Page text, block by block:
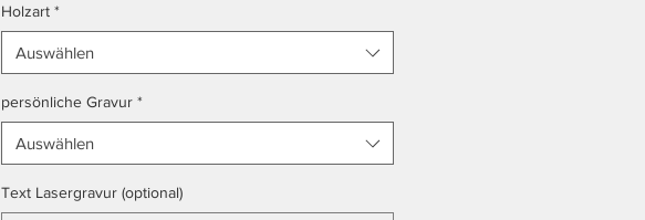
Holzart *
Auswählen
persönliche Gravur *
Auswählen
Text Lasergravur (optional)